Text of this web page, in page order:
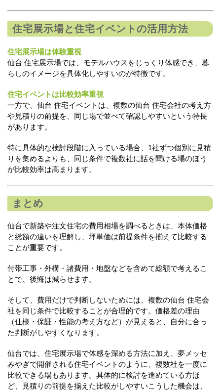
住宅展示場と住宅イベントの活用方法
住宅展示場は体験重視
仙台 住宅展示場では、モデルハウスをじっくり体感でき、暮
らしのイメージを具体化しやすいのが特徴です。
住宅イベントは比較効率重視
一方で、仙台 住宅イベントは、複数の仙台 住宅会社の考え方
や見積りの前提を、同じ場で並べて確認しやすいという特長
があります。
特に具体的な検討段階に入っている場合、1社ずつ個別に見積
りを集めるよりも、同じ条件で複数社に話を聞ける場のほう
が比較効率は高まります。
まとめ
仙台で新築や注文住宅の費用相場を調べるときは、本体価格
と総額の違いを理解し、坪単価は前提条件を揃えて比較する
ことが重要です。
付帯工事・外構・諸費用・地盤などを含めて総額で考えるこ
とで、後悔は減らせます。
そして、費用だけで判断しないためには、複数の仙台 住宅会
社を同じ条件で比較することが合理的です。価格差の理由
（仕様・保証・性能の考え方など）が見えると、自分に合っ
た判断がしやすくなります。
仙台では、住宅展示場で体感を深める方法に加え、夢メッセ
みやぎで開催される住宅イベントのように、複数社を一度に
比較できる場もあります。具体的に検討を進めている方ほ
ど、見積りの前提を揃えた比較がしやすいこうした機会は、